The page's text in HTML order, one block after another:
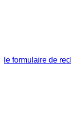
le formulaire de